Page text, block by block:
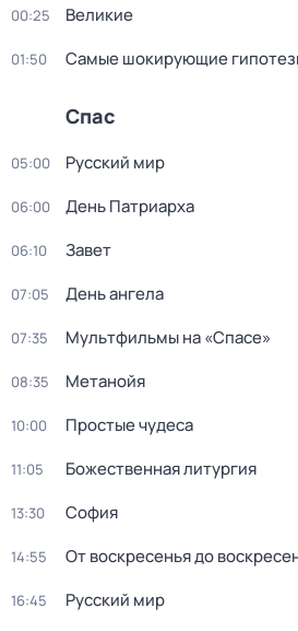
00:25 Великие
01:50 Самые шoкиpующие
Спас
05:00 Русский мир
06:00 Дeнь Патриаpха
06:10 Завет
07:05 День ангела
07:35 Мультфильмы на «Спасе»
08:35 Метанойя
10:00 Простые чудеса
11:05 Божественная литургия
13:30 София
14:55 От воскресенья до
16:45 Русский мир